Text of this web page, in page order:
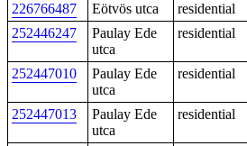
226766487
Eötvös utca residential
252446247
Paulay Ede
utca
residential
252447010
Paulay Ede
utca
residential
252447013
Paulay Ede
utca
residential